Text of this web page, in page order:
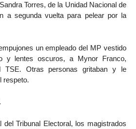
Torres, de la Unidad Nacional de
a segunda vuelta para pelear por la
un empleado del MP vestido
y lentes oscuros, a Mynor Franco,
TSE. Otras personas gritaban y le
respeto.
del Tribunal Electoral, los magistrados